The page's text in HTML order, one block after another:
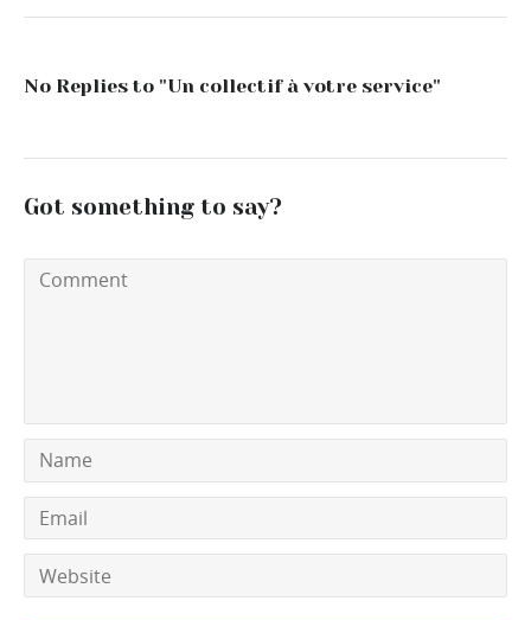
No Replies to "Un collectif à votre service"
Got something to say?